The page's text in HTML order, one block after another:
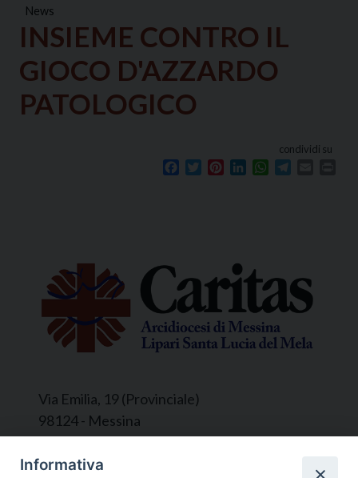
News
INSIEME CONTRO IL
GIOCO D'AZZARDO
PATOLOGICO
condividi su
Facebook
TwitterPinterestLinkedInWhatsApp
Via Emilia, 19 (Provinciale)
98124 - Messina
Segreteria e Amministrazione:
Informativa